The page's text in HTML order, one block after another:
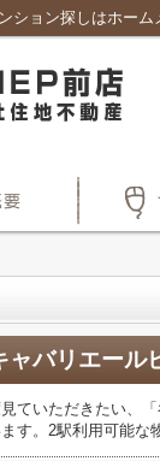
ション探しはホー
ャバリエール
ていただきたい、
す。2駅利用可能な